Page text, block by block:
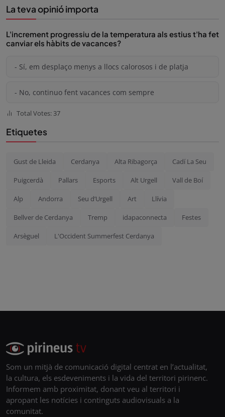
La teva opinió importa
L'increment progressiu de la temperatura als estius t'ha fet
canviar els hàbits de vacances?
- Sí, em desplaço menys a llocs calorosos i de platja
- No, continuo fent vacances com sempre
Total Votes: 37
Etiquetes
Gust de Lleida Cerdanya Alta Ribagorça Cadí La Seu
Puigcerdà Pallars Esports Alt Urgell Vall de Boí
Alp Andorra Seu d’Urgell Art Llívia
Bellver de Cerdanya Tremp idapaconnecta Festes
Arsèguel L'Occident Summerfest Cerdanya
Som un mitjà de comunicació digital centrat en l’actualitat,
la cultura, els esdeveniments i la vida del territori pirinenc.
Informem amb proximitat, donant veu al territori i
apropant les notícies i continguts audiovisuals a la
comunitat.